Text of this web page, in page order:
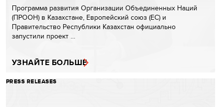
Программа развития Организации Объединенных Наций
(ПРООН) в Казахстане, Европейский союз (ЕС) и
Правительство Республики Казахстан официально
запустили проект …
УЗНАЙТЕ БОЛЬШЕ
PRESS RELEASES